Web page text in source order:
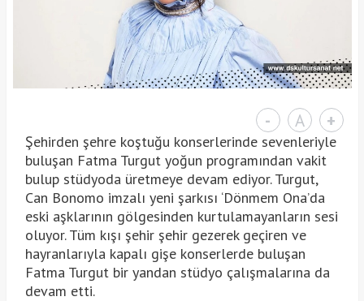
- A +
Şehirden şehre koştuğu konserlerinde sevenleriyle
buluşan Fatma Turgut yoğun programından vakit
bulup stüdyoda üretmeye devam ediyor. Turgut,
Can Bonomo imzalı yeni şarkısı ‘Dönmem Ona’da
eski aşklarının gölgesinden kurtulamayanların sesi
oluyor. Tüm kışı şehir şehir gezerek geçiren ve
hayranlarıyla kapalı gişe konserlerde buluşan
Fatma Turgut bir yandan stüdyo çalışmalarına da
devam etti.